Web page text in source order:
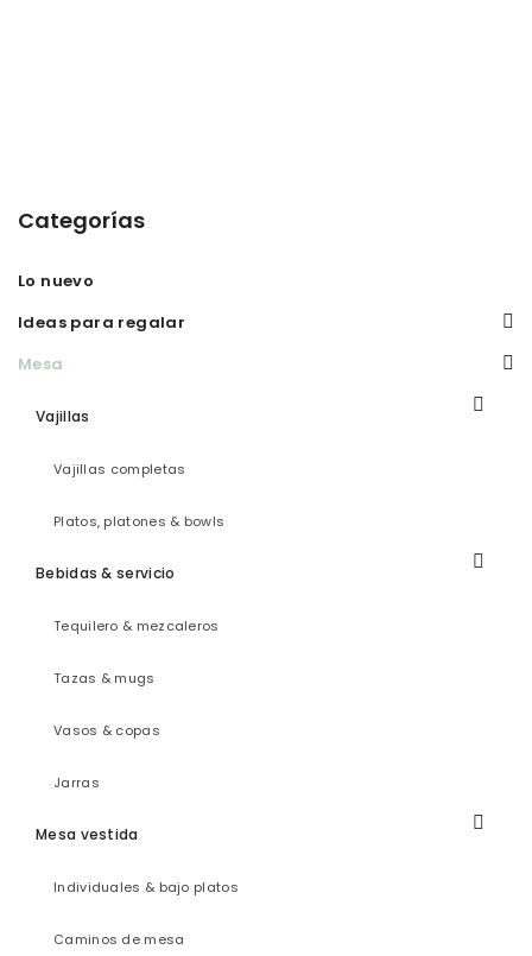
Categorías
Lo nuevo
Ideas para regalar
Mesa
Vajillas
Vajillas completas
Platos, platones & bowls
Bebidas & servicio
Tequilero & mezcaleros
Tazas & mugs
Vasos & copas
Jarras
Mesa vestida
Individuales & bajo platos
Caminos de mesa